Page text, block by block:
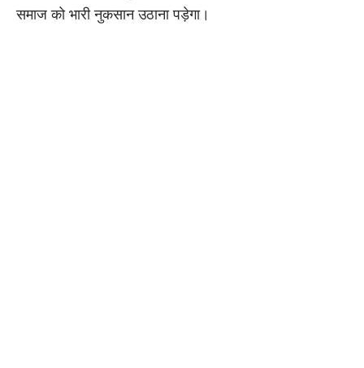
समाज को भारी नुकसान उठाना पड़ेगा।